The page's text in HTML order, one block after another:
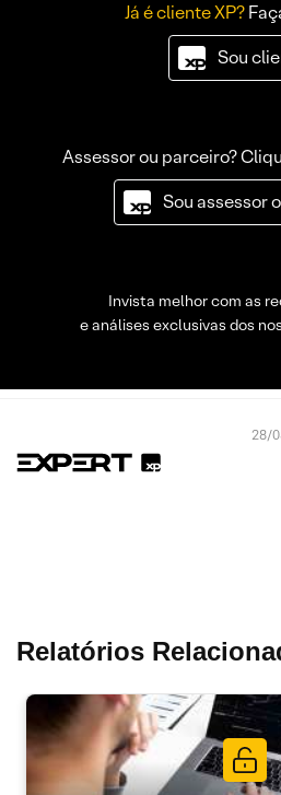
Já é cliente XP?
Sou
Assessor ou parceiro?
Sou assessor
Invista melhor com as
e análises exclusivas dos
28/
Relatórios